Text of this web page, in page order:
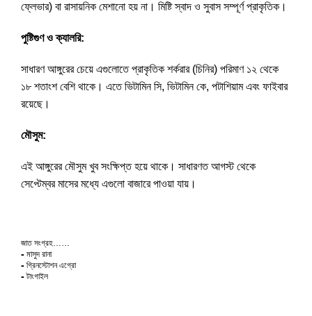
ফ্লেভার) বা রাসায়নিক মেশানো হয় না। মিষ্টি স্বাদ ও সুবাস সম্পূর্ণ প্রাকৃতিক।
পুষ্টিগুণ ও ক্যালরি:
সাধারণ আঙ্গুরের চেয়ে এগুলোতে প্রাকৃতিক শর্করার (চিনির) পরিমাণ ১২ থেকে
১৮ শতাংশ বেশি থাকে। এতে ভিটামিন সি, ভিটামিন কে, পটাশিয়াম এবং ফাইবার
রয়েছে।
মৌসুম:
এই আঙ্গুরের মৌসুম খুব সংক্ষিপ্ত হয়ে থাকে। সাধারণত আগস্ট থেকে
সেপ্টেম্বর মাসের মধ্যে এগুলো বাজারে পাওয়া যায়।
জাত সংগ্রহ……
⁃ মাসুদ রানা
⁃ গ্রিনস্টোশন এগ্রো
⁃ টাংগাইল